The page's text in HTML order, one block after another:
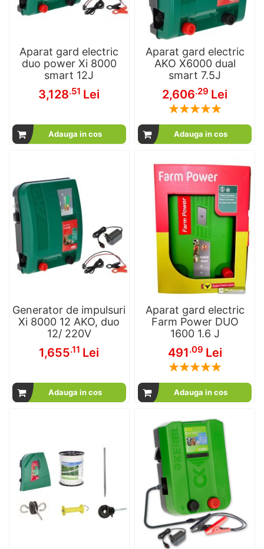
Aparat gard electric
duo power Xi 8000
smart 12J
3,128.51 Lei
Adauga in cos
Aparat gard electric
AKO X6000 dual
smart 7.5J
2,606.29 Lei
Rating:
Adauga in cos
Generator de impulsuri
Xi 8000 12 AKO, duo
12/ 220V
1,655.11 Lei
Adauga in cos
Aparat gard electric
Farm Power DUO
1600 1.6 J
491.09 Lei
Rating:
Adauga in cos